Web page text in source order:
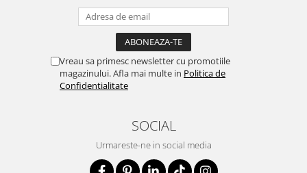
Vreau sa primesc newsletter cu promotiile
magazinului. Afla mai multe in Politica de
Confidentialitate
SOCIAL
Urmareste-ne in social media